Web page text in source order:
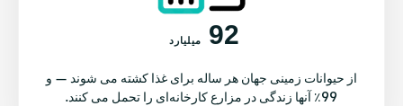
92 میلیارد
از حیوانات زمینی جهان هر ساله برای غذا کشته می شوند — و
99٪ آنها زندگی در مزارع کارخانه‌ای را تحمل می کنند.